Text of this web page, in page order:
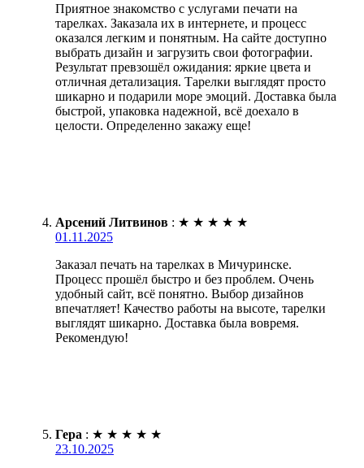
Приятное знакомство с услугами печати на
тарелках. Заказала их в интернете, и процесс
оказался легким и понятным. На сайте доступно
выбрать дизайн и загрузить свои фотографии.
Результат превзошёл ожидания: яркие цвета и
отличная детализация. Тарелки выглядят просто
шикарно и подарили море эмоций. Доставка была
быстрой, упаковка надежной, всё доехало в
целости. Определенно закажу еще!
Арсений Литвинов : ★ ★ ★ ★ ★
01.11.2025
Заказал печать на тарелках в Мичуринске.
Процесс прошёл быстро и без проблем. Очень
удобный сайт, всё понятно. Выбор дизайнов
впечатляет! Качество работы на высоте, тарелки
выглядят шикарно. Доставка была вовремя.
Рекомендую!
Гера : ★ ★ ★ ★ ★
23.10.2025